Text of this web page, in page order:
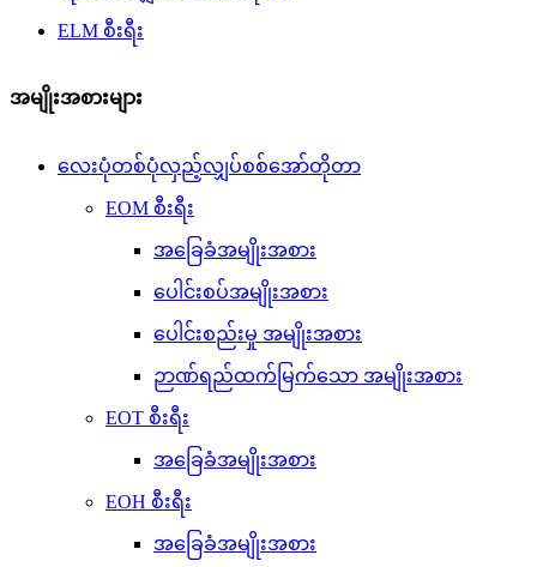
ELM စီးရီး
အမျိုးအစားများ
လေးပုံတစ်ပုံလှည့်လျှပ်စစ်အော်တိုတာ
EOM စီးရီး
အခြေခံအမျိုးအစား
ပေါင်းစပ်အမျိုးအစား
ပေါင်းစည်းမှု အမျိုးအစား
ဉာဏ်ရည်ထက်မြက်သော အမျိုးအစား
EOT စီးရီး
အခြေခံအမျိုးအစား
EOH စီးရီး
အခြေခံအမျိုးအစား